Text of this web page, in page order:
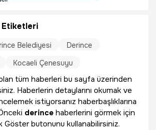
Etiketleri
Belediyesi
Derince
Kocaeli Çenesuyu
tüm haberleri bu sayfa üzerinden
Haberlerin detaylarını okumak ve
istiyorsanız haberbaşlıklarına
derince haberlerini görmek için
Göster butonunu kullanabilirsiniz.